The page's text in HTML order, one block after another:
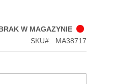
W MAGAZYNIE
SKU
MA38717